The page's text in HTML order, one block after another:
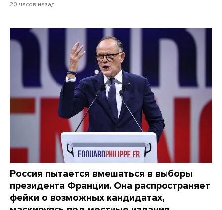
20 часов назад
Россия пытается вмешаться в выборы
президента Франции. Она распространяет
фейки о возможных кандидатах,